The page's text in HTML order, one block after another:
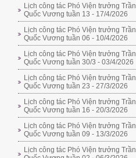
Lịch công tác Phó Viện trưởng Trần
Quốc Vương tuần 13 - 17/4/2026
Lịch công tác Phó Viện trưởng Trần
Quốc Vương tuần 06 - 10/4/2026
Lịch công tác Phó Viện trưởng Trần
Quốc Vương tuần 30/3 - 03/4/2026
Lịch công tác Phó Viện trưởng Trần
Quốc Vương tuần 23 - 27/3/2026
Lịch công tác Phó Viện trưởng Trần
Quốc Vương tuần 16 - 20/3/2026
Lịch công tác Phó Viện trưởng Trần
Quốc Vương tuần 09 - 13/3/2026
Lịch công tác Phó Viện trưởng Trần